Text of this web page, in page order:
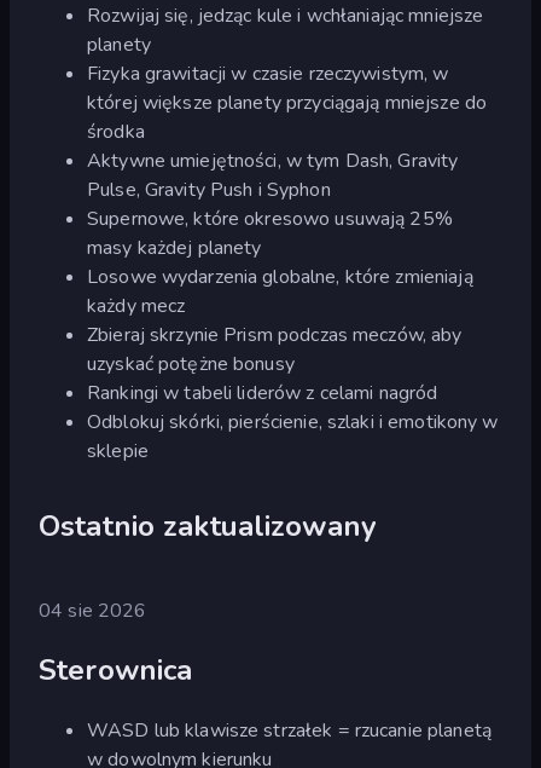
Rozwijaj się, jedząc kule i wchłaniając mniejsze
planety
Fizyka grawitacji w czasie rzeczywistym, w
której większe planety przyciągają mniejsze do
środka
Aktywne umiejętności, w tym Dash, Gravity
Pulse, Gravity Push i Syphon
Supernowe, które okresowo usuwają 25%
masy każdej planety
Losowe wydarzenia globalne, które zmieniają
każdy mecz
Zbieraj skrzynie Prism podczas meczów, aby
uzyskać potężne bonusy
Rankingi w tabeli liderów z celami nagród
Odblokuj skórki, pierścienie, szlaki i emotikony w
sklepie
Ostatnio zaktualizowany
04 sie 2026
Sterownica
WASD lub klawisze strzałek = rzucanie planetą
w dowolnym kierunku